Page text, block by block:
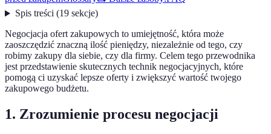
Spis treści(19 sekcje)
Negocjacja ofert zakupowych to umiejętność, która może
zaoszczędzić znaczną ilość pieniędzy, niezależnie od tego, czy
robimy zakupy dla siebie, czy dla firmy. Celem tego przewodnika
jest przedstawienie skutecznych technik negocjacyjnych, które
pomogą ci uzyskać lepsze oferty i zwiększyć wartość twojego
zakupowego budżetu.
1. Zrozumienie procesu negocjacji